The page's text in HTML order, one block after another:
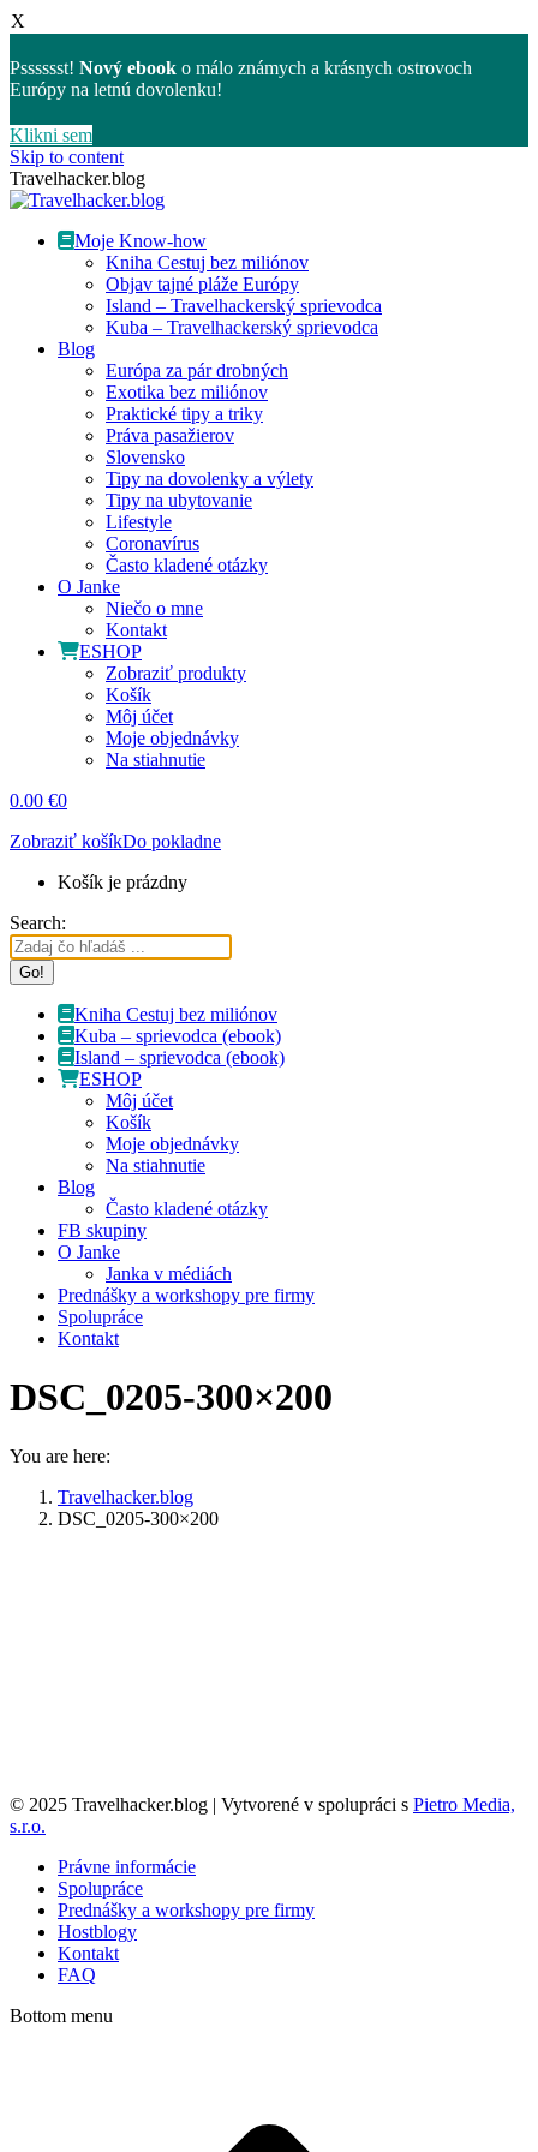
X
Psssssst! Nový ebook o málo známych a krásnych ostrovoch
Európy na letnú dovolenku!
Klikni sem
Skip to content
Travelhacker.blog
Moje Know-how
Kniha Cestuj bez miliónov
Objav tajné pláže Európy
Island – Travelhackerský sprievodca
Kuba – Travelhackerský sprievodca
Blog
Európa za pár drobných
Exotika bez miliónov
Praktické tipy a triky
Práva pasažierov
Slovensko
Tipy na dovolenky a výlety
Tipy na ubytovanie
Lifestyle
Coronavírus
Často kladené otázky
O Janke
Niečo o mne
Kontakt
ESHOP
Zobraziť produkty
Košík
Môj účet
Moje objednávky
Na stiahnutie
0.00 €0
Zobraziť košíkDo pokladne
Košík je prázdny
Search:
Kniha Cestuj bez miliónov
Kuba – sprievodca (ebook)
Island – sprievodca (ebook)
ESHOP
Môj účet
Košík
Moje objednávky
Na stiahnutie
Blog
Často kladené otázky
FB skupiny
O Janke
Janka v médiách
Prednášky a workshopy pre firmy
Spolupráce
Kontakt
DSC_0205-300×200
You are here:
Travelhacker.blog
DSC_0205-300×200
© 2025 Travelhacker.blog | Vytvorené v spolupráci s Pietro Media,
s.r.o.
Právne informácie
Spolupráce
Prednášky a workshopy pre firmy
Hostblogy
Kontakt
FAQ
Bottom menu